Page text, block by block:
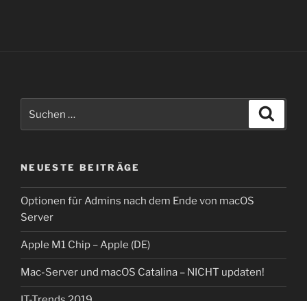
nach:
NEUESTE BEITRÄGE
Optionen für Admins nach dem Ende von macOS
Server
Apple M1 Chip – Apple (DE)
Mac-Server und macOS Catalina – NICHT updaten!